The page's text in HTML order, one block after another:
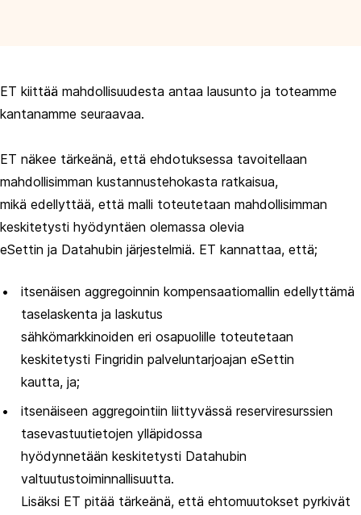
ET kiittää mahdollisuudesta antaa lausunto ja toteamme
kantanamme seuraavaa.
ET näkee tärkeänä, että ehdotuksessa tavoitellaan
mahdollisimman kustannustehokasta ratkaisua,
mikä edellyttää, että malli toteutetaan mahdollisimman
keskitetysti hyödyntäen olemassa olevia
eSettin ja Datahubin järjestelmiä. ET kannattaa, että;
itsenäisen aggregoinnin kompensaatiomallin edellyttämä
taselaskenta ja laskutus
sähkömarkkinoiden eri osapuolille toteutetaan
keskitetysti Fingridin palveluntarjoajan eSettin
kautta, ja;
itsenäiseen aggregointiin liittyvässä reserviresurssien
tasevastuutietojen ylläpidossa
hyödynnetään keskitetysti Datahubin
valtuutustoiminnallisuutta.
Lisäksi ET pitää tärkeänä, että ehtomuutokset pyrkivät